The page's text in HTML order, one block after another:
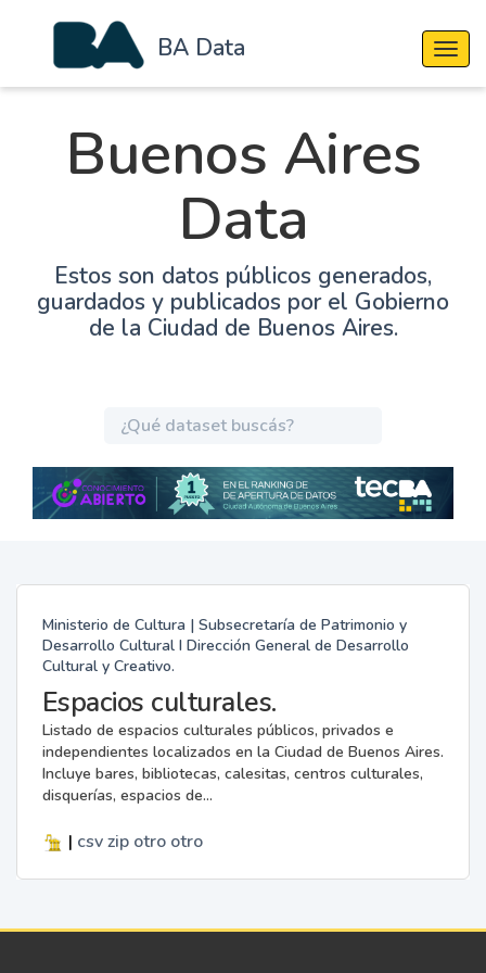
BA Data
Buenos Aires
Data
Estos son datos públicos generados,
guardados y publicados por el Gobierno
de la Ciudad de Buenos Aires.
Ministerio de Cultura | Subsecretaría de Patrimonio y
Desarrollo Cultural I Dirección General de Desarrollo
Cultural y Creativo.
Espacios culturales.
Listado de espacios culturales públicos, privados e
independientes localizados en la Ciudad de Buenos Aires.
Incluye bares, bibliotecas, calesitas, centros culturales,
disquerías, espacios de...
| csv zip otro otro